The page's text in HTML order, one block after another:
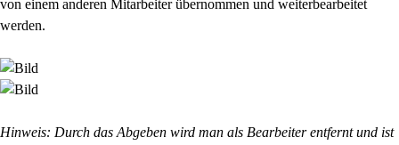
von einem anderen Mitarbeiter übernommen und weiterbearbeitet
werden.
Hinweis: Durch das Abgeben wird man als Bearbeiter entfernt und ist